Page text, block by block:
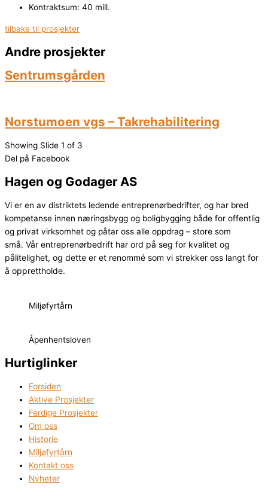
Kontraktsum: 40 mill.
tilbake til prosjekter
Andre prosjekter
Sentrumsgården
Norstumoen vgs – Takrehabilitering
Showing Slide 1 of 3
Del på Facebook
Hagen og Godager AS
Vi er en av distriktets ledende entreprenørbedrifter, og har bred
kompetanse innen næringsbygg og boligbygging både for offentlig
og privat virksomhet og påtar oss alle oppdrag – store som
små. Vår entreprenørbedrift har ord på seg for kvalitet og
pålitelighet, og dette er et renommé som vi strekker oss langt for
å opprettholde.
Miljøfyrtårn
Åpenhentsloven
Hurtiglinker
Forsiden
Aktive Prosjekter
Ferdige Prosjekter
Om oss
Historie
Miljøfyrtårn
Kontakt oss
Nyheter